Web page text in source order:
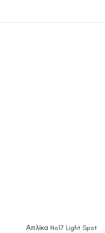
Απλίκα No17 Light Spot